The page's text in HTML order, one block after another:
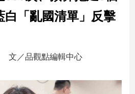
「亂國清單」反擊
文／品觀點編輯中心